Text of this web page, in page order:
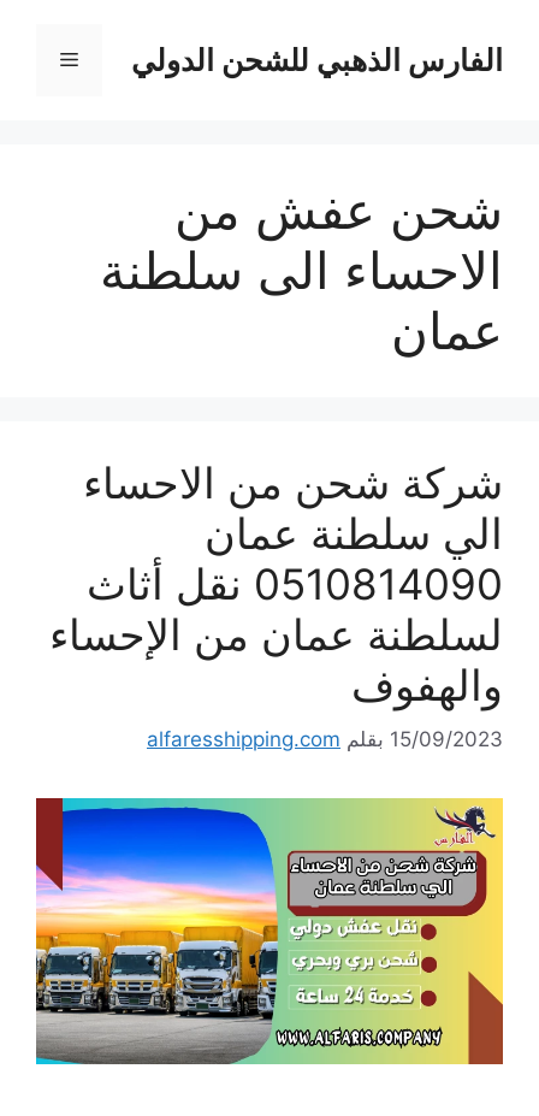
المحتوىالفارس الذهبي للشحن الدولي القائمة
شحن عفش من
الاحساء الى سلطنة
عمان
شركة شحن من الاحساء
الي سلطنة عمان
0510814090 نقل أثاث
لسلطنة عمان من الإحساء
والهفوف
15/09/2023 بقلم alfaresshipping.com